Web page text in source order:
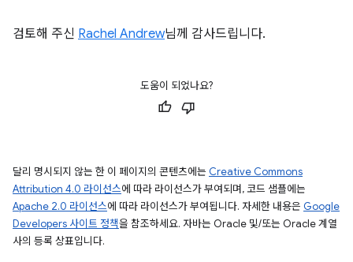
검토해 주신 Rachel Andrew님께 감사드립니다.
도움이 되었나요?
달리 명시되지 않는 한 이 페이지의 콘텐츠에는 Creative Commons
Attribution 4.0 라이선스에 따라 라이선스가 부여되며, 코드 샘플에는
Apache 2.0 라이선스에 따라 라이선스가 부여됩니다. 자세한 내용은 Google
Developers 사이트 정책을 참조하세요. 자바는 Oracle 및/또는 Oracle 계열
사의 등록 상표입니다.